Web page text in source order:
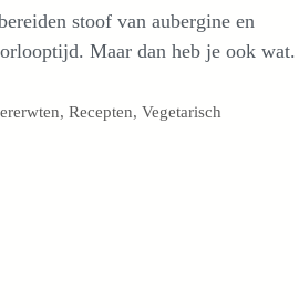
stoof van aubergine en
Maar dan heb je ook wat.
,Recepten,Vegetarisch